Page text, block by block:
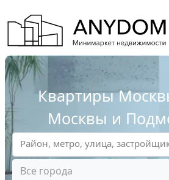
Квартиры
Москвы и
Все города
Район, метро, улица,